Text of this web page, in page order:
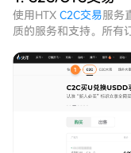
使用HTX C2C交易服务
质的服务和支持。所有